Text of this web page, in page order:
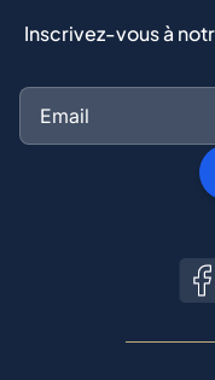
Inscrivez-vous à